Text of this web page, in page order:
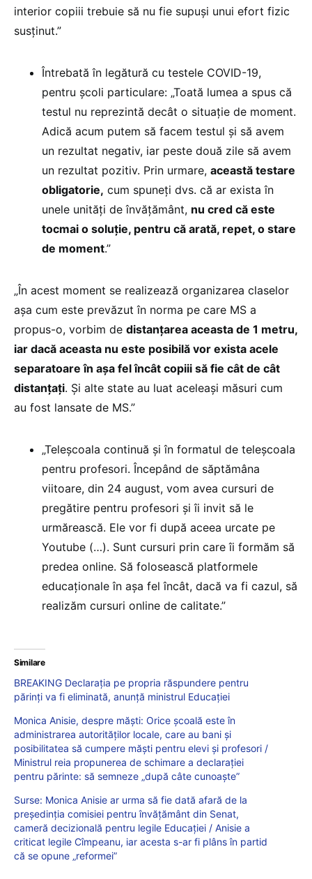
interior copiii trebuie să nu fie supuși unui efort fizic
susținut.”
Întrebată în legătură cu testele COVID-19,
pentru școli particulare: „Toată lumea a spus că
testul nu reprezintă decât o situație de moment.
Adică acum putem să facem testul și să avem
un rezultat negativ, iar peste două zile să avem
un rezultat pozitiv. Prin urmare, această testare
obligatorie, cum spuneți dvs. că ar exista în
unele unități de învățământ, nu cred că este
tocmai o soluție, pentru că arată, repet, o stare
de moment.”
„În acest moment se realizează organizarea claselor
așa cum este prevăzut în norma pe care MS a
propus-o, vorbim de distanțarea aceasta de 1 metru,
iar dacă aceasta nu este posibilă vor exista acele
separatoare în așa fel încât copiii să fie cât de cât
distanțați. Și alte state au luat aceleași măsuri cum
au fost lansate de MS.”
„Teleșcoala continuă și în formatul de teleșcoala
pentru profesori. Începând de săptămâna
viitoare, din 24 august, vom avea cursuri de
pregătire pentru profesori și îi invit să le
urmărească. Ele vor fi după aceea urcate pe
Youtube (…). Sunt cursuri prin care îi formăm să
predea online. Să folosească platformele
educaționale în așa fel încât, dacă va fi cazul, să
realizăm cursuri online de calitate.”
Similare
BREAKING Declarația pe propria răspundere pentru
părinți va fi eliminată, anunță ministrul Educației
Monica Anisie, despre măști: Orice școală este în
administrarea autorităților locale, care au bani și
posibilitatea să cumpere măști pentru elevi și profesori /
Ministrul reia propunerea de schimare a declarației
pentru părinte: să semneze „după câte cunoaște”
Surse: Monica Anisie ar urma să fie dată afară de la
președinția comisiei pentru învățământ din Senat,
cameră decizională pentru legile Educației / Anisie a
criticat legile Cîmpeanu, iar acesta s-ar fi plâns în partid
că se opune „reformei”